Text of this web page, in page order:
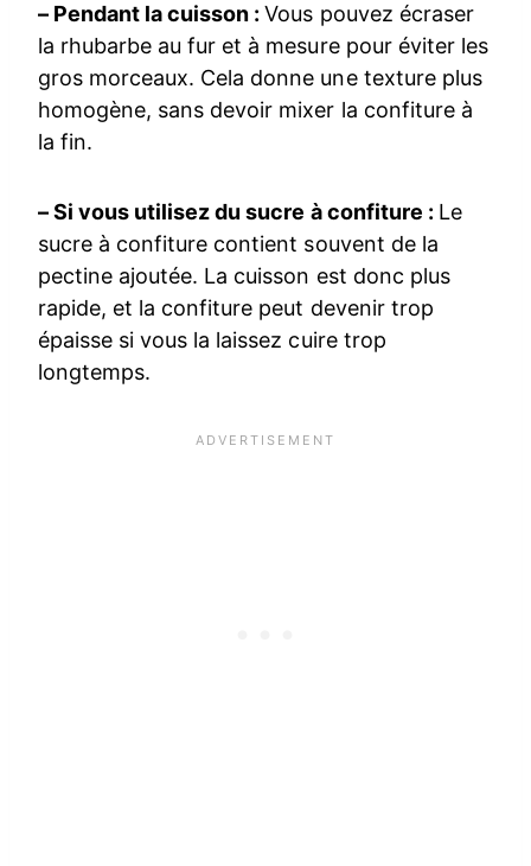
– Pendant la cuisson :Vous pouvez écraser
la rhubarbe au fur et à mesure pour éviter les
gros morceaux. Cela donne une texture plus
homogène, sans devoir mixer la confiture à
la fin.
– Si vous utilisez du sucre à confiture : Le
sucre à confiture contient souvent de la
pectine ajoutée. La cuisson est donc plus
rapide, et la confiture peut devenir trop
épaisse si vous la laissez cuire trop
longtemps.